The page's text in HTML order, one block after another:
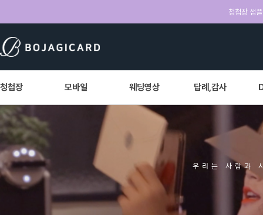
청첩장 샘
청첩장 모바일 웨딩영상 답례,감사
우리는 사람과